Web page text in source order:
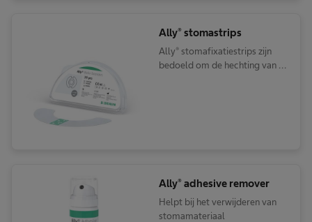
Ally® stomastrips
Ally® stomafixatiestrips zijn
bedoeld om de hechting van de
Ally® adhesive remover
Helpt bij het verwijderen van
stomamateriaal